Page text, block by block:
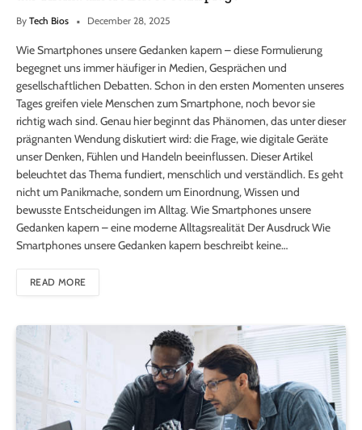
By Tech Bios December 28, 2025
Wie Smartphones unsere Gedanken kapern – diese Formulierung
begegnet uns immer häufiger in Medien, Gesprächen und
gesellschaftlichen Debatten. Schon in den ersten Momenten unseres
Tages greifen viele Menschen zum Smartphone, noch bevor sie
richtig wach sind. Genau hier beginnt das Phänomen, das unter dieser
prägnanten Wendung diskutiert wird: die Frage, wie digitale Geräte
unser Denken, Fühlen und Handeln beeinflussen. Dieser Artikel
beleuchtet das Thema fundiert, menschlich und verständlich. Es geht
nicht um Panikmache, sondern um Einordnung, Wissen und
bewusste Entscheidungen im Alltag. Wie Smartphones unsere
Gedanken kapern – eine moderne Alltagsrealität Der Ausdruck Wie
Smartphones unsere Gedanken kapern beschreibt keine…
READ MORE